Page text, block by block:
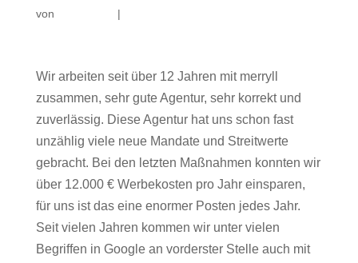
von |
Wir arbeiten seit über 12 Jahren mit merryll
zusammen, sehr gute Agentur, sehr korrekt und
zuverlässig. Diese Agentur hat uns schon fast
unzählig viele neue Mandate und Streitwerte
gebracht. Bei den letzten Maßnahmen konnten wir
über 12.000 € Werbekosten pro Jahr einsparen,
für uns ist das eine enormer Posten jedes Jahr.
Seit vielen Jahren kommen wir unter vielen
Begriffen in Google an vorderster Stelle auch mit